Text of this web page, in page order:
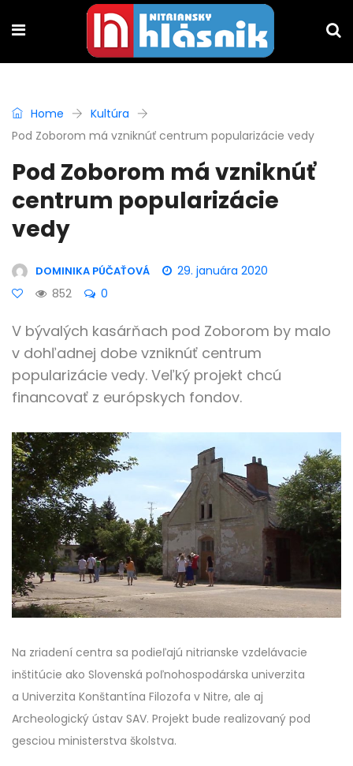
Home
Kultúra
Pod Zoborom má vzniknúť centrum popularizácie vedy
Pod Zoborom má vzniknúť
centrum popularizácie
vedy
DOMINIKA PÚČAŤOVÁ
29. januára 2020
852
0
V bývalých kasárňach pod Zoborom by malo
v dohľadnej dobe vzniknúť centrum
popularizácie vedy. Veľký projekt chcú
financovať z európskych fondov.
Na zriadení centra sa podieľajú nitrianske vzdelávacie
inštitúcie ako Slovenská poľnohospodárska univerzita
a Univerzita Konštantína Filozofa v Nitre, ale aj
Archeologický ústav SAV. Projekt bude realizovaný pod
gesciou ministerstva školstva.